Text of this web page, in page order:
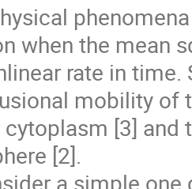
when the mean
rate in
mobility of
[3] and
[2].
a simple